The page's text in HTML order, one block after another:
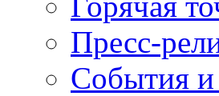
Пресс-
События